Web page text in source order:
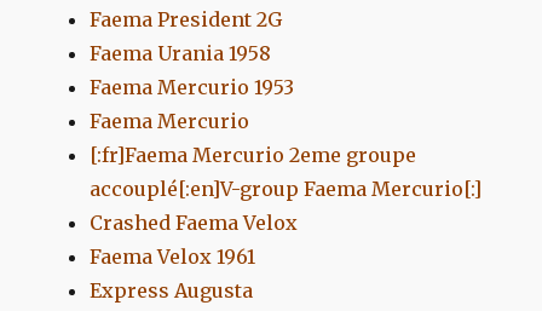
Faema President 2G
Faema Urania 1958
Faema Mercurio 1953
Faema Mercurio
[:fr]Faema Mercurio 2eme groupe
accouplé[:en]V-group Faema Mercurio[:]
Crashed Faema Velox
Faema Velox 1961
Express Augusta